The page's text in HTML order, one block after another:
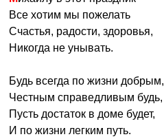
Все хотим мы пожелать
Счастья, радости, здоровья,
Никогда не унывать.
Будь всегда по жизни добрым,
Честным справедливым будь,
Пусть достаток в доме будет,
И по жизни легким путь.